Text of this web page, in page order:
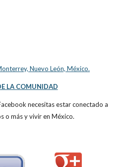
Nuevo León, México.
LA COMUNIDAD
necesitas estar conectado a
o más y vivir en México.